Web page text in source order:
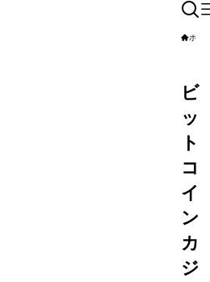
ホーム
ビ
ッ
ト
コ
イ
ン
カ
ジ